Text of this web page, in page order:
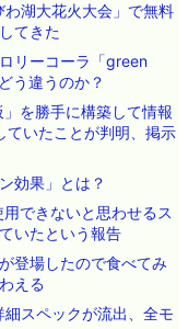
湖大花火大会」で無料
てきた
リーコーラ「green
う違うのか？
を勝手に構築して情報
いたことが判明、掲示
効果」とは？
できないと思わせるス
いたという報告
登場したので食べてみ
える
スペックが流出、全モ